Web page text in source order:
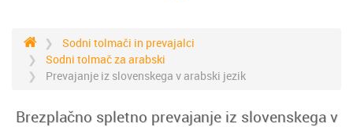
Sodni tolmači in prevajalci
Sodni tolmač za arabski
Prevajanje iz slovenskega v arabski jezik
Brezplačno spletno prevajanje iz slovenskega v